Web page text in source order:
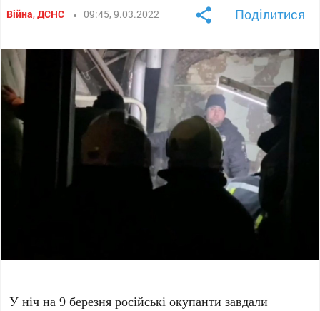
Війна,ДСНС 09:45, 9.03.2022 Поділитися
У ніч на 9 березня російські окупанти завдали